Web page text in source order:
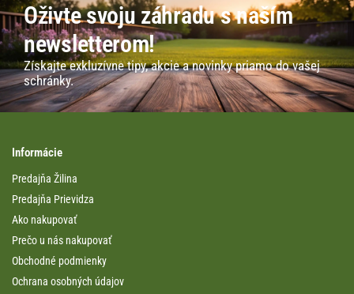
Oživte svoju záhradu s naším
newsletterom!
Získajte exkluzívne tipy, akcie a novinky priamo do vašej
schránky.
Informácie
Predajňa Žilina
Predajňa Prievidza
Ako nakupovať
Prečo u nás nakupovať
Obchodné podmienky
Ochrana osobných údajov